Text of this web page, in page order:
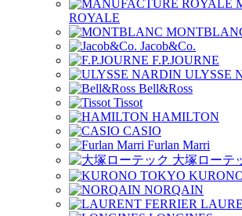
ROYALE
Jacob&Co.
F.P.JOURNE
ULYSSE
Bell&Ross
Tissot
HAMILTON
CASIO
Furlan Marri
大塚ローテ
NORQAIN